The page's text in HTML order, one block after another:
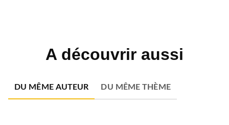
A découvrir aussi
DU MÊME AUTEUR DU MÊME THÈME